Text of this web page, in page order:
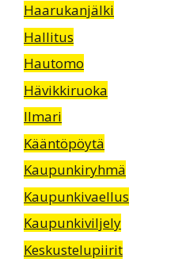
Haarukanjälki
Hallitus
Hautomo
Hävikkiruoka
Ilmari
Kääntöpöytä
Kaupunkiryhmä
Kaupunkivaellus
Kaupunkiviljely
Keskustelupiirit